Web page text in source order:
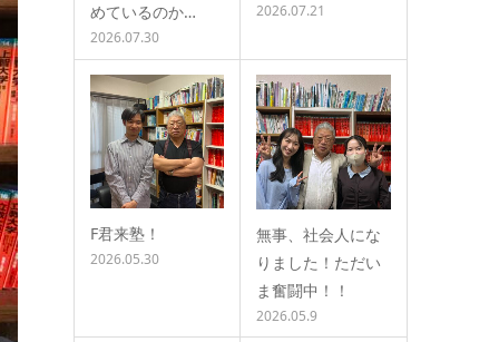
めているのか…
2026.07.30
2026.07.21
F君来塾！
2026.05.30
無事、社会人にな
りました！ただい
ま奮闘中！！
2026.05.9